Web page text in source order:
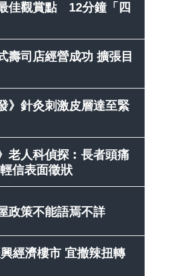
佳觀賞點 12分鐘「四
壽司店經營成功 擴張目
》針灸刺激皮層達至緊
老人科偵探︰長者頭痛
信表面徵狀
政策不能語焉不詳
經濟樓市 宜撤辣扭轉